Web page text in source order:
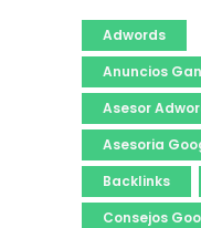
Adwords
Anuncios
Asesor
Asesoria
Backlinks
Consejos